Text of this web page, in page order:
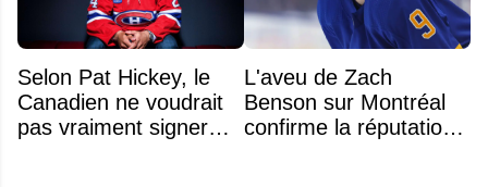
Selon Pat Hickey, le
Canadien ne voudrait
pas vraiment signer
L'aveu de Zach
Benson sur Montréal
confirme la réputation